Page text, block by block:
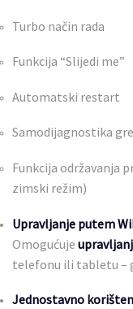
Turbo način rada
Funkcija “Slijedi me”
Automatski restart
Samodijagnostika
Funkcija održavanja
zimski režim)
Upravljanje putem
Omogućuje
telefonu ili tabletu –
Jednostavno